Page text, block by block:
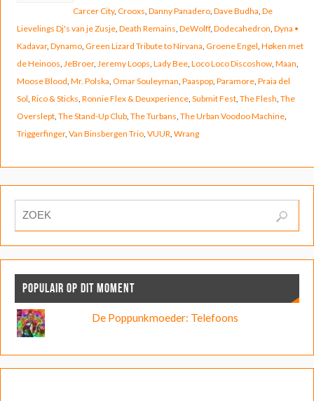
Carcer City, Crooxs Danny Panadero, Dave Budha De
Lievelings Dj's van je Zusje, Death Remains DeWolff, Dodecahedron Dyna •
Kadavar, Dynamo, Green Lizard Tribute to Nirvana Groene Engel Høken met
de Heinoos JeBroer, Jeremy Loops Lady Bee, Loco Loco Discoshow, Maan
Moose Blood Mr. Polska Omar Souleyman Paaspop, Paramore, Praia del
Sol Rico & Sticks Ronnie Flex & Deuxperience, Submit Fest, The Flesh The
Overslept, The Stand-Up Club, The Turbans The Urban Voodoo Machine,
Triggerfinger, Van Binsbergen Trio, VUUR Wrang
POPULAIR OP DIT MOMENT
De Poppunkmoeder: Telefoons